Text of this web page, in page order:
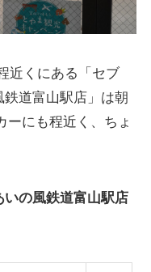
近くにある「セブ
道富山駅店」は朝
ーにも程近く、ちょ
の風鉄道富山駅店